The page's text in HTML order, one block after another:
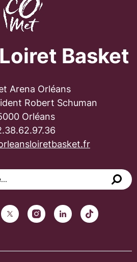
Basket
Arena Orléans
Robert Schuman
Orléans